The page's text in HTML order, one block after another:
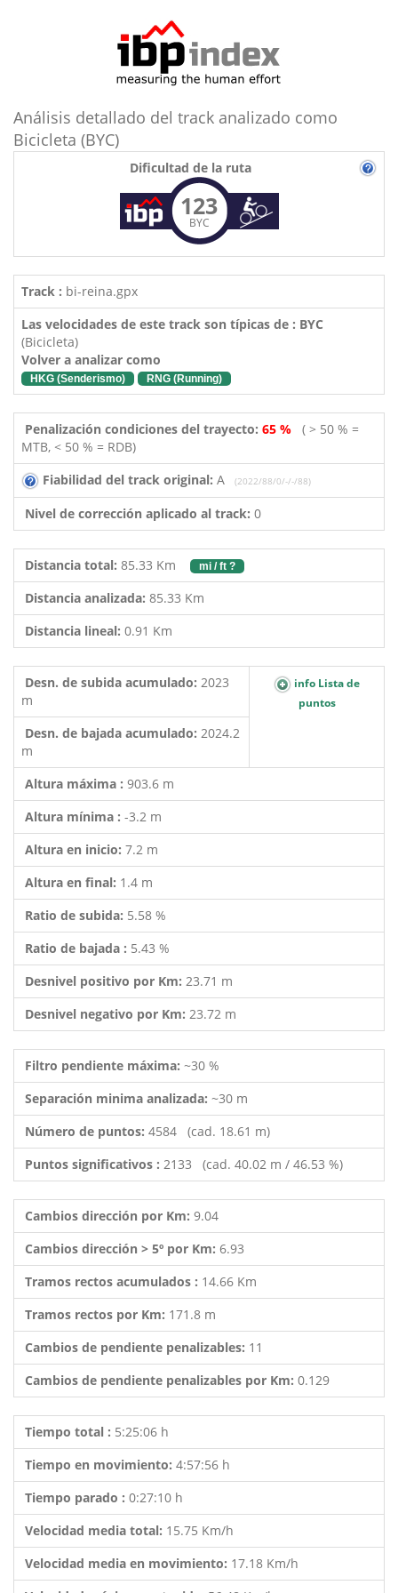
Análisis detallado del track analizado como
Bicicleta (BYC)
Dificultad de la ruta
123
BYC
Track : bi-reina.gpx
Las velocidades de este track son típicas de : BYC
(Bicicleta)
Volver a analizar como
HKG (Senderismo) RNG (Running)
Penalización condiciones del trayecto: 65 % ( > 50 % =
MTB, < 50 % = RDB)
Fiabilidad del track original: A (2022/88/0/-/-/88)
Nivel de corrección aplicado al track: 0
Distancia total: 85.33 Km mi / ft ?
Distancia analizada: 85.33 Km
Distancia lineal: 0.91 Km
Desn. de subida acumulado: 2023
m
info Lista de
puntos
Desn. de bajada acumulado: 2024.2
m
Altura máxima : 903.6 m
Altura mínima : -3.2 m
Altura en inicio: 7.2 m
Altura en final: 1.4 m
Ratio de subida: 5.58 %
Ratio de bajada : 5.43 %
Desnivel positivo por Km: 23.71 m
Desnivel negativo por Km: 23.72 m
Filtro pendiente máxima: ~30 %
Separación minima analizada: ~30 m
Número de puntos: 4584 (cad. 18.61 m)
Puntos significativos : 2133 (cad. 40.02 m / 46.53 %)
Cambios dirección por Km: 9.04
Cambios dirección > 5º por Km: 6.93
Tramos rectos acumulados : 14.66 Km
Tramos rectos por Km: 171.8 m
Cambios de pendiente penalizables: 11
Cambios de pendiente penalizables por Km: 0.129
Tiempo total : 5:25:06 h
Tiempo en movimiento: 4:57:56 h
Tiempo parado : 0:27:10 h
Velocidad media total: 15.75 Km/h
Velocidad media en movimiento: 17.18 Km/h